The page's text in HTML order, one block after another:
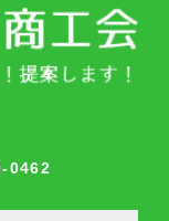
0462